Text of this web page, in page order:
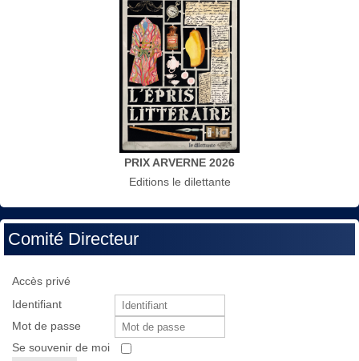
PRIX ARVERNE 2026
Editions le dilettante
Comité Directeur
Accès privé
Identifiant
Mot de passe
Se souvenir de moi